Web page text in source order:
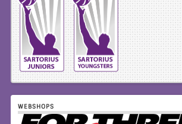
WEBSHOPS